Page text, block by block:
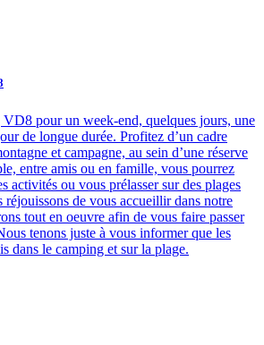
pour un week-end, quelques jours, une
de longue durée. Profitez d’un cadre
et campagne, au sein d’une réserve
entre amis ou en famille, vous pourrez
activités ou vous prélasser sur des plages
réjouissons de vous accueillir dans notre
tout en oeuvre afin de vous faire passer
tenons juste à vous informer que les
dans le camping et sur la plage.